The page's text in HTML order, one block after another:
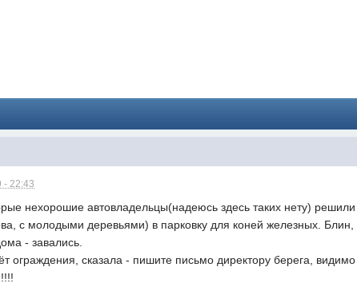
- 22:43
нехорошие автовладельцы(надеюсь здесь таких нету) решили
с молодыми деревьями) в парковку для коней железных. Блин,
- завались.
ограждения, сказала - пишите письмо директору берега,